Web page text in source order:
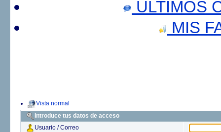
ÚLTIMOS
MIS
Vista normal
Introduce tus datos de acceso
Usuario / Correo